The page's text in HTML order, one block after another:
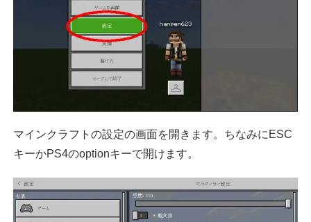
マインクラフトの設定の画面を開きます。ちなみにESC
キーかPS4のoptionキーで開けます。